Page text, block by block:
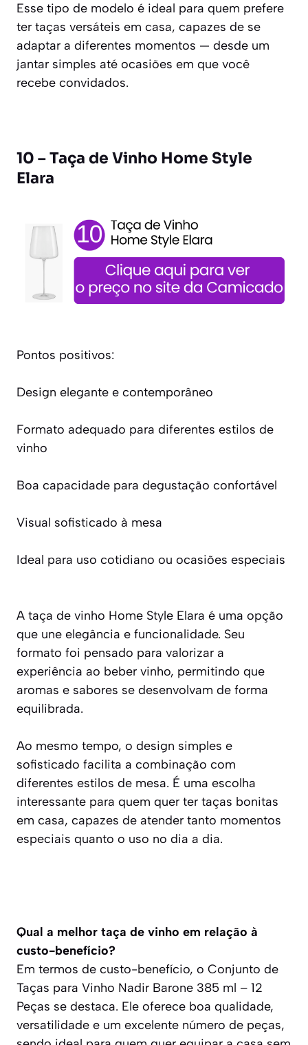
Esse tipo de modelo é ideal para quem prefere
ter taças versáteis em casa, capazes de se
adaptar a diferentes momentos — desde um
jantar simples até ocasiões em que você
recebe convidados.
10 – Taça de Vinho Home Style
Elara
Pontos positivos:
Design elegante e contemporâneo
Formato adequado para diferentes estilos de
vinho
Boa capacidade para degustação confortável
Visual sofisticado à mesa
Ideal para uso cotidiano ou ocasiões especiais
A taça de vinho Home Style Elara é uma opção
que une elegância e funcionalidade. Seu
formato foi pensado para valorizar a
experiência ao beber vinho, permitindo que
aromas e sabores se desenvolvam de forma
equilibrada.
Ao mesmo tempo, o design simples e
sofisticado facilita a combinação com
diferentes estilos de mesa. É uma escolha
interessante para quem quer ter taças bonitas
em casa, capazes de atender tanto momentos
especiais quanto o uso no dia a dia.
Qual a melhor taça de vinho em relação à
custo-benefício?
Em termos de custo-benefício, o Conjunto de
Taças para Vinho Nadir Barone 385 ml – 12
Peças se destaca. Ele oferece boa qualidade,
versatilidade e um excelente número de peças,